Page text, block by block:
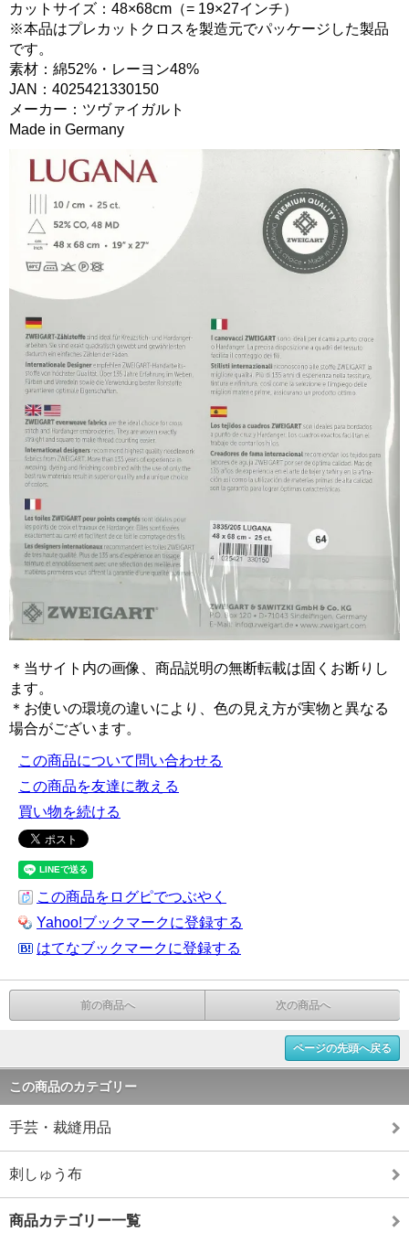
カットサイズ：48×68cm（= 19×27インチ）
※本品はプレカットクロスを製造元でパッケージした製品
です。
素材：綿52%・レーヨン48%
JAN：4025421330150
メーカー：ツヴァイガルト
Made in Germany
＊当サイト内の画像、商品説明の無断転載は固くお断りし
ます。
＊お使いの環境の違いにより、色の見え方が実物と異なる
場合がございます。
この商品について問い合わせる
この商品を友達に教える
買い物を続ける
この商品をログピでつぶやく
Yahoo!ブックマークに登録する
はてなブックマークに登録する
前の商品へ 次の商品へ
ページの先頭へ戻る
この商品のカテゴリー
手芸・裁縫用品
刺しゅう布
商品カテゴリー一覧